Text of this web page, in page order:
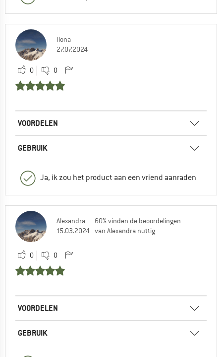
Ilona
27.07.2024
0 0
VOORDELEN
GEBRUIK
Ja, ik zou het product aan een vriend aanraden
Alexandra
15.03.2024
60% vinden de beoordelingen
van Alexandra nuttig
0 0
VOORDELEN
GEBRUIK